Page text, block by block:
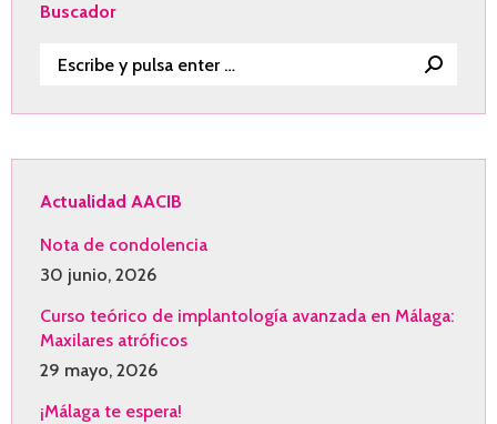
Buscador
Buscar:
Actualidad AACIB
Nota de condolencia
30 junio, 2026
Curso teórico de implantología avanzada en Málaga:
Maxilares atróficos
29 mayo, 2026
¡Málaga te espera!